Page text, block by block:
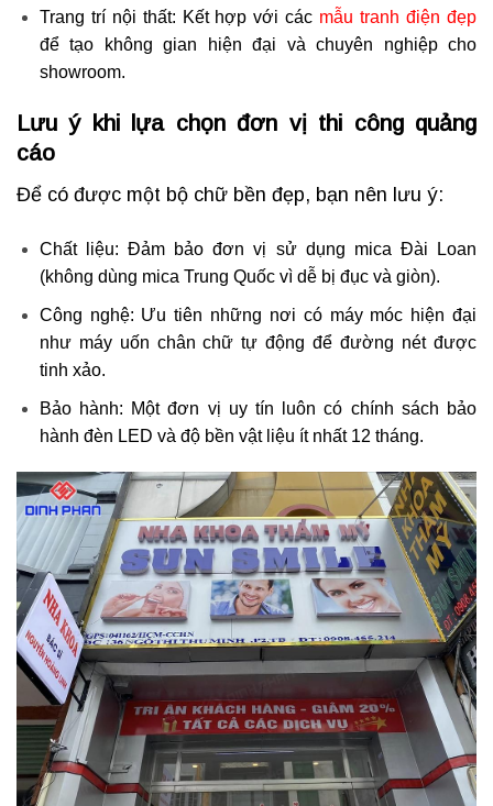
Trang trí nội thất: Kết hợp với các mẫu tranh điện đẹp
để tạo không gian hiện đại và chuyên nghiệp cho
showroom.
Lưu ý khi lựa chọn đơn vị thi công quảng
cáo
Để có được một bộ chữ bền đẹp, bạn nên lưu ý:
Chất liệu: Đảm bảo đơn vị sử dụng mica Đài Loan
(không dùng mica Trung Quốc vì dễ bị đục và giòn).
Công nghệ: Ưu tiên những nơi có máy móc hiện đại
như máy uốn chân chữ tự động để đường nét được
tinh xảo.
Bảo hành: Một đơn vị uy tín luôn có chính sách bảo
hành đèn LED và độ bền vật liệu ít nhất 12 tháng.